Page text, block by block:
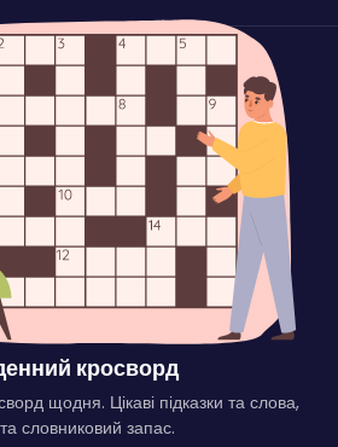
кросворд
щодня. Цікаві підказки та слова,
словниковий запас.